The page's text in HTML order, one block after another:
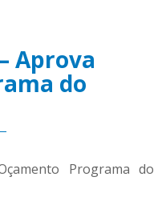
Aprova
do
Programa do